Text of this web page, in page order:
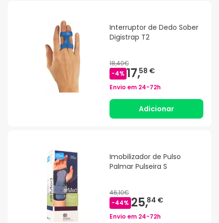
Interruptor de Dedo Sober
Digistrap T2
18,40€
-4% 17,58 €
Envio em 24-72h
Adicionar
Imobilizador de Pulso
Palmar Pulseira S
46,10€
-44% 25,84 €
Envio em 24-72h